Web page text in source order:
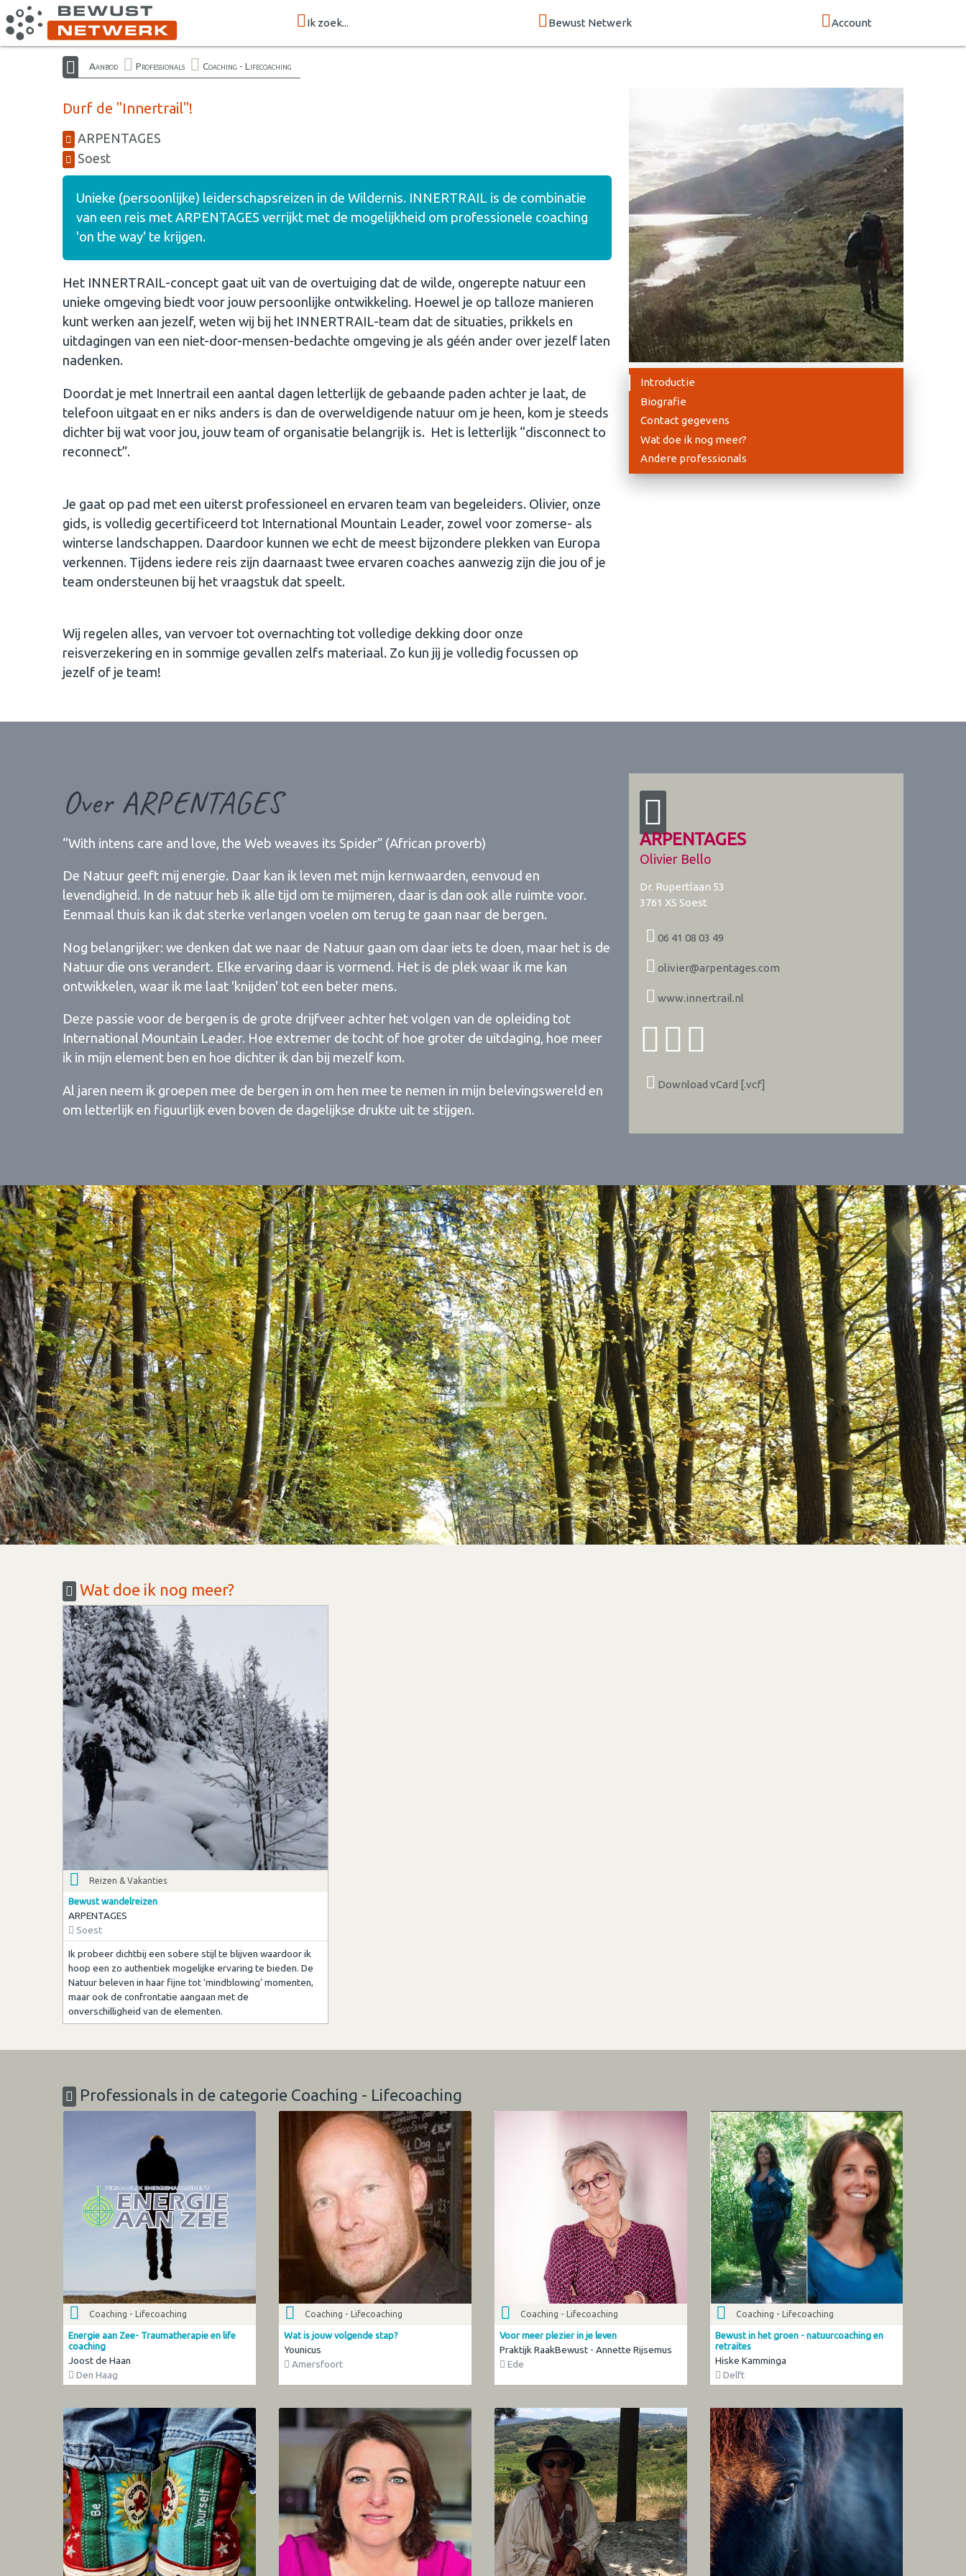
Ik zoek... Bewust Netwerk Account
Aanbod Professionals Coaching - Lifecoaching
Durf de "Innertrail"!
ARPENTAGES
Soest
Unieke (persoonlijke) leiderschapsreizen in de Wildernis. INNERTRAIL is de combinatie
van een reis met ARPENTAGES verrijkt met de mogelijkheid om professionele coaching
'on the way' te krijgen.
Het INNERTRAIL-concept gaat uit van de overtuiging dat de wilde, ongerepte natuur een
unieke omgeving biedt voor jouw persoonlijke ontwikkeling. Hoewel je op talloze manieren
kunt werken aan jezelf, weten wij bij het INNERTRAIL-team dat de situaties, prikkels en
uitdagingen van een niet-door-mensen-bedachte omgeving je als géén ander over jezelf laten
nadenken.
Doordat je met Innertrail een aantal dagen letterlijk de gebaande paden achter je laat, de
telefoon uitgaat en er niks anders is dan de overweldigende natuur om je heen, kom je steeds
dichter bij wat voor jou, jouw team of organisatie belangrijk is. Het is letterlijk “disconnect to
reconnect”.
Je gaat op pad met een uiterst professioneel en ervaren team van begeleiders. Olivier, onze
gids, is volledig gecertificeerd tot International Mountain Leader, zowel voor zomerse- als
winterse landschappen. Daardoor kunnen we echt de meest bijzondere plekken van Europa
verkennen. Tijdens iedere reis zijn daarnaast twee ervaren coaches aanwezig zijn die jou of je
team ondersteunen bij het vraagstuk dat speelt.
Wij regelen alles, van vervoer tot overnachting tot volledige dekking door onze
reisverzekering en in sommige gevallen zelfs materiaal. Zo kun jij je volledig focussen op
jezelf of je team!
Introductie
Biografie
Contact gegevens
Wat doe ik nog meer?
Andere professionals
Over ARPENTAGES
“With intens care and love, the Web weaves its Spider” (African proverb)
​De Natuur geeft mij energie. Daar kan ik leven met mijn kernwaarden, eenvoud en
levendigheid. In de natuur heb ik alle tijd om te mijmeren, daar is dan ook alle ruimte voor.
Eenmaal thuis kan ik dat sterke verlangen voelen om terug te gaan naar de bergen.
​Nog belangrijker: we denken dat we naar de Natuur gaan om daar iets te doen, maar het is de
Natuur die ons verandert. Elke ervaring daar is vormend. Het is de plek waar ik me kan
ontwikkelen, waar ik me laat 'knijden' tot een beter mens.
Deze passie voor de bergen is de grote drijfveer achter het volgen van de opleiding tot
International Mountain Leader. Hoe extremer de tocht of hoe groter de uitdaging, hoe meer
ik in mijn element ben en hoe dichter ik dan bij mezelf kom.
Al jaren neem ik groepen mee de bergen in om hen mee te nemen in mijn belevingswereld en
om letterlijk en figuurlijk even boven de dagelijkse drukte uit te stijgen.
ARPENTAGES
Olivier Bello
Dr. Rupertlaan 53
3761 XS Soest
06 41 08 03 49
olivier@arpentages.com
www.innertrail.nl
Download vCard [.vcf]
Wat doe ik nog meer?
Reizen & Vakanties
Bewust wandelreizen
ARPENTAGES
Soest
Ik probeer dichtbij een sobere stijl te blijven waardoor ik
hoop een zo authentiek mogelijke ervaring te bieden. De
Natuur beleven in haar fijne tot ‘mindblowing’ momenten,
maar ook de confrontatie aangaan met de
onverschilligheid van de elementen.
Professionals in de categorie Coaching - Lifecoaching
Coaching - Lifecoaching
Energie aan Zee- Traumatherapie en life
coaching
Joost de Haan
Den Haag
Coaching - Lifecoaching
Wat is jouw volgende stap?
Younicus
Amersfoort
Coaching - Lifecoaching
Voor meer plezier in je leven
Praktijk RaakBewust - Annette Rijsemus
Ede
Coaching - Lifecoaching
Bewust in het groen - natuurcoaching en
retraites
Hiske Kamminga
Delft